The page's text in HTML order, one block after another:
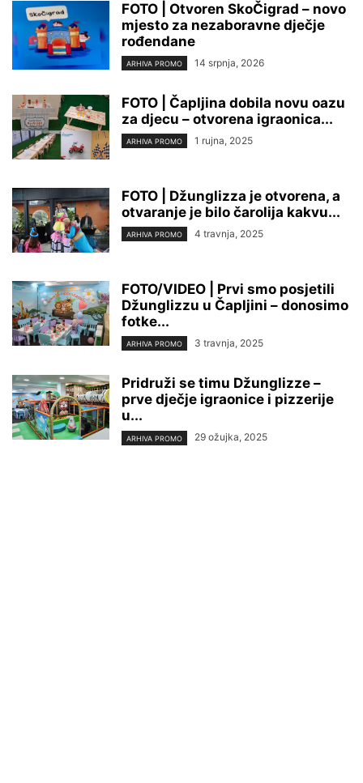
FOTO | Otvoren SkoČigrad – novo
mjesto za nezaboravne dječje
rođendane
ARHIVA PROMO 14 srpnja, 2026
FOTO | Čapljina dobila novu oazu
za djecu – otvorena igraonica...
ARHIVA PROMO 1 rujna, 2025
FOTO | Džunglizza je otvorena, a
otvaranje je bilo čarolija kakvu...
ARHIVA PROMO 4 travnja, 2025
FOTO/VIDEO | Prvi smo posjetili
Džunglizzu u Čapljini – donosimo
fotke...
ARHIVA PROMO 3 travnja, 2025
Pridruži se timu Džunglizze –
prve dječje igraonice i pizzerije
u...
ARHIVA PROMO 29 ožujka, 2025